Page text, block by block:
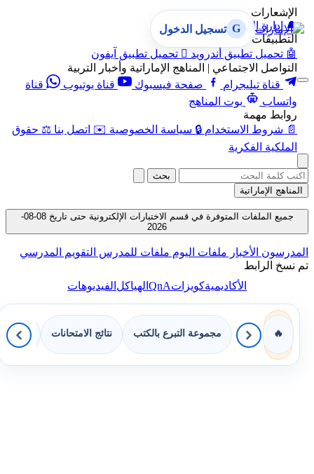
الإشعارات
🔔 إدارة الإشعارات
التطبيقات
🤖 تحميل تطبيق أندرويد  تحميل تطبيق آيفون
التواصل الاجتماعي | المناهج الإماراتية وأخبار التربية
قناة تيليجرام
صفحة فيسبوك قناة يوتيوب
قناة
واتساب
بوت المناهج
روابط مهمة
📄 شروط الاستخدام 🔒 سياسة الخصوصية ✉️ اتصل بنا ⚖️ حقوق
الملكية الفكرية
G تسجيل الدخول
بحث
المناهج الإماراتية
جميع الملفات المتوفرة في قسم الاختبارات الإلكترونية حتى تاريخ 08-08-
2026
المدرسون الأخبار ملفات اليوم ملفات للمدرس التقويم المدرسي
تم نسخ الرابط
الأكاديميةكويزاتQnAالهياكل الفيديوهات
🔥 مجموعة التبرع بالكتب نتائج الامتحانات